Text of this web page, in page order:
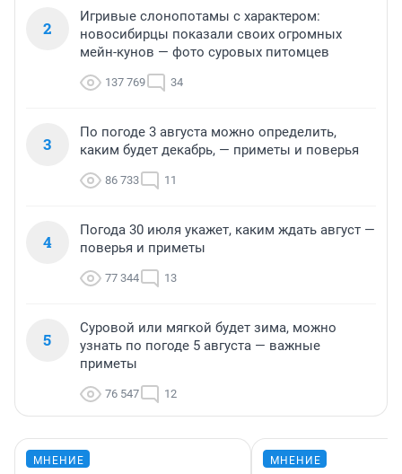
2
Игривые слонопотамы с характером:
новосибирцы показали своих огромных
мейн-кунов — фото суровых питомцев
137 769 34
3
По погоде 3 августа можно определить,
каким будет декабрь, — приметы и поверья
86 733 11
4
Погода 30 июля укажет, каким ждать август —
поверья и приметы
77 344 13
5
Суровой или мягкой будет зима, можно
узнать по погоде 5 августа — важные
приметы
76 547 12
МНЕНИЕ МНЕНИЕ